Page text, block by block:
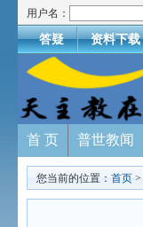
用户名：
答疑 资料下载
首 页 普世教闻
您当前的位置： 首页 >